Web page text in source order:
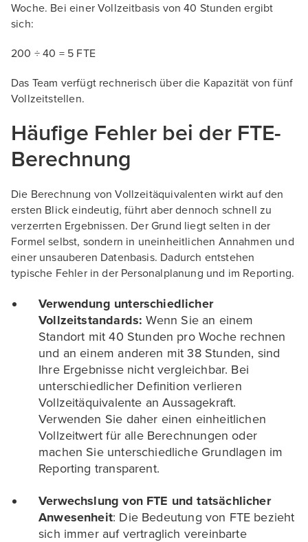
Woche. Bei einer Vollzeitbasis von 40 Stunden ergibt
sich:
200 ÷ 40 = 5 FTE
Das Team verfügt rechnerisch über die Kapazität von fünf
Vollzeitstellen.
Häufige Fehler bei der FTE-
Berechnung
Die Berechnung von Vollzeitäquivalenten wirkt auf den
ersten Blick eindeutig, führt aber dennoch schnell zu
verzerrten Ergebnissen. Der Grund liegt selten in der
Formel selbst, sondern in uneinheitlichen Annahmen und
einer unsauberen Datenbasis. Dadurch entstehen
typische Fehler in der Personalplanung und im Reporting.
Verwendung unterschiedlicher
Vollzeitstandards:Wenn Sie an einem
Standort mit 40 Stunden pro Woche rechnen
und an einem anderen mit 38 Stunden, sind
Ihre Ergebnisse nicht vergleichbar. Bei
unterschiedlicher Definition verlieren
Vollzeitäquivalente an Aussagekraft.
Verwenden Sie daher einen einheitlichen
Vollzeitwert für alle Berechnungen oder
machen Sie unterschiedliche Grundlagen im
Reporting transparent.
Verwechslung von FTE und tatsächlicher
Anwesenheit: Die Bedeutung von FTE bezieht
sich immer auf vertraglich vereinbarte